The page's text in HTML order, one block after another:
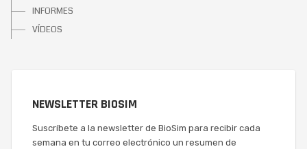
INFORMES
VÍDEOS
NEWSLETTER BIOSIM
Suscríbete a la newsletter de BioSim para recibir cada
semana en tu correo electrónico un resumen de